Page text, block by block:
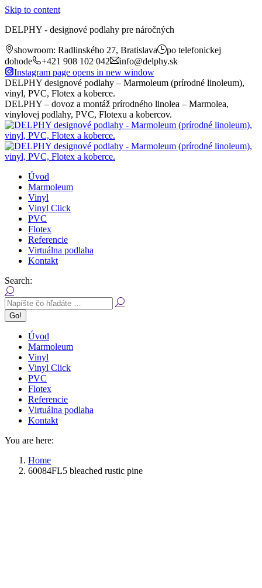
Skip to content
DELPHY - designové podlahy pre náročných
showroom: Radlinského 27, Bratislava
po telefonickej
dohode
+421 908 102 042
info@delphy.sk
Instagram page opens in new window
DELPHY designové podlahy – Marmoleum (prírodné linoleum),
vinyl, PVC, Flotex a koberce.
DELPHY – dovoz a montáž prírodného linolea – Marmolea,
vinylovej podlahy, PVC, Flotexu a kobercov.
Úvod
Marmoleum
Vinyl
Vinyl Click
PVC
Flotex
Referencie
Virtuálna podlaha
Kontakt
Search:
Úvod
Marmoleum
Vinyl
Vinyl Click
PVC
Flotex
Referencie
Virtuálna podlaha
Kontakt
You are here:
Home
60084FL5 bleached rustic pine